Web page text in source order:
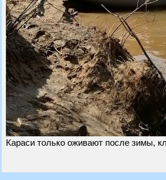
Караси только оживают после зимы,